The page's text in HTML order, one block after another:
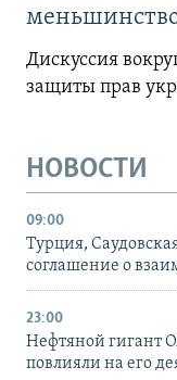
Дискуссия
защиты прав
НОВОСТИ
09:00
Турция,
соглашение о
23:00
Нефтяной гигант
повлияли на его